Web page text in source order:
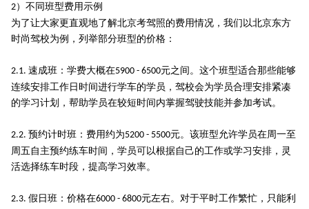
2）不同班型费用示例
为了让大家更直观地了解北京考驾照的费用情况，我们以北京东方
时尚驾校为例，列举部分班型的价格：
2.1. 速成班：学费大概在5900 - 6500元之间。这个班型适合那些能够
连续安排工作日时间进行学车的学员，驾校会为学员合理安排紧凑
的学习计划，帮助学员在较短时间内掌握驾驶技能并参加考试。
2.2. 预约计时班：费用约为5200 - 5500元。该班型允许学员在周一至
周五自主预约练车时间，学员可以根据自己的工作或学习安排，灵
活选择练车时段，提高学习效率。
2.3. 假日班：价格在6000 - 6800元左右。对于平时工作繁忙，只能利